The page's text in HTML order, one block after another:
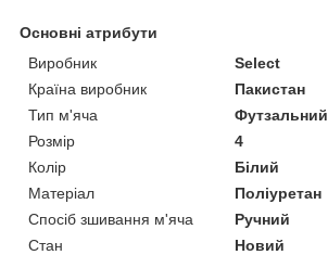
Основні атрибути
Виробник
Select
Країна виробник
Пакистан
Тип м'яча
Футзальний
Розмір
4
Колір
Білий
Матеріал
Поліуретан
Спосіб зшивання м'яча
Ручний
Стан
Новий